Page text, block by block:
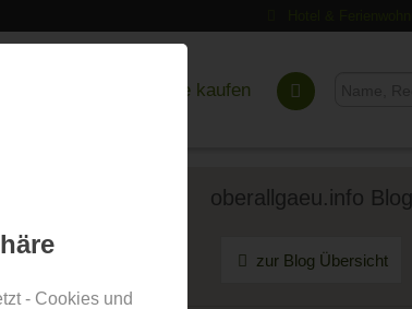
Gutscheine kaufen
Teilen
oberallgaeu.info Blog
zur Blog Übersicht
- Cookies und